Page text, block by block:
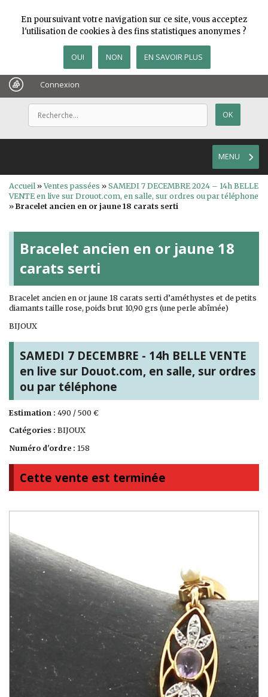
Connexion
MENU
Accueil»Ventes passées » SAMEDI 7 DECEMBRE 2024 – 14h BELLE
VENTE en live sur Drouot.com, en salle, sur ordres ou par téléphone
» Bracelet ancien en or jaune 18 carats serti
Bracelet ancien en or jaune 18
carats serti
Bracelet ancien en or jaune 18 carats serti d’améthystes et de petits
diamants taille rose, poids brut 10,90 grs (une perle abîmée)
BIJOUX
SAMEDI 7 DECEMBRE - 14h BELLE VENTE
en live sur Douot.com, en salle, sur ordres
ou par téléphone
Estimation : 490 / 500 €
Catégories : BIJOUX
Numéro d'ordre : 158
Cette vente est terminée
En poursuivant votre navigation sur ce site, vous acceptez
l'utilisation de cookies à des fins statistiques anonymes ?
OUI NON EN SAVOIR PLUS